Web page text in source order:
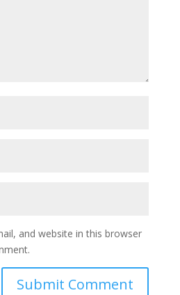
and website in this browser